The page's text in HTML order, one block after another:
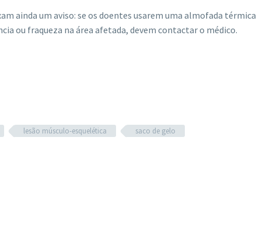
ainda um aviso: se os doentes usarem uma almofada térmica
ou fraqueza na área afetada, devem contactar o médico.
lesão músculo-esquelética saco de gelo